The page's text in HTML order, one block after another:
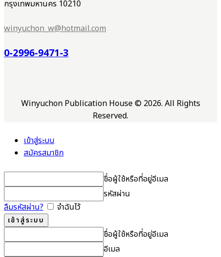
กรุงเทพมหานคร 10210
winyuchon_w@hotmail.com
0-2996-9471-3
Winyuchon Publication House © 2026. All Rights
Reserved.
เข้าสู่ระบบ
สมัครสมาชิก
ชื่อผู้ใช้หรือที่อยู่อีเมล
รหัสผ่าน
ลืมรหัสผ่าน?
จำฉันไว้
ชื่อผู้ใช้หรือที่อยู่อีเมล
อีเมล